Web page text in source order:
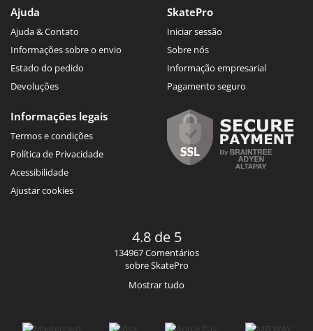
Ajuda
Ajuda & Contato
Informações sobre o envio
Estado do pedido
Devoluções
SkatePro
Iniciar sessão
Sobre nós
Informação empresarial
Pagamento seguro
Informações legais
Termos e condições
Política de Privacidade
Acessibilidade
Ajustar cookies
4.8 de 5
134967 Comentários
sobre SkatePro
Mostrar tudo